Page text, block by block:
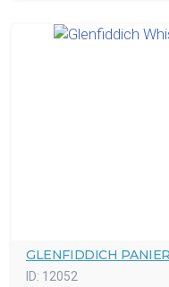
GLENFIDDICH
ID: 12052